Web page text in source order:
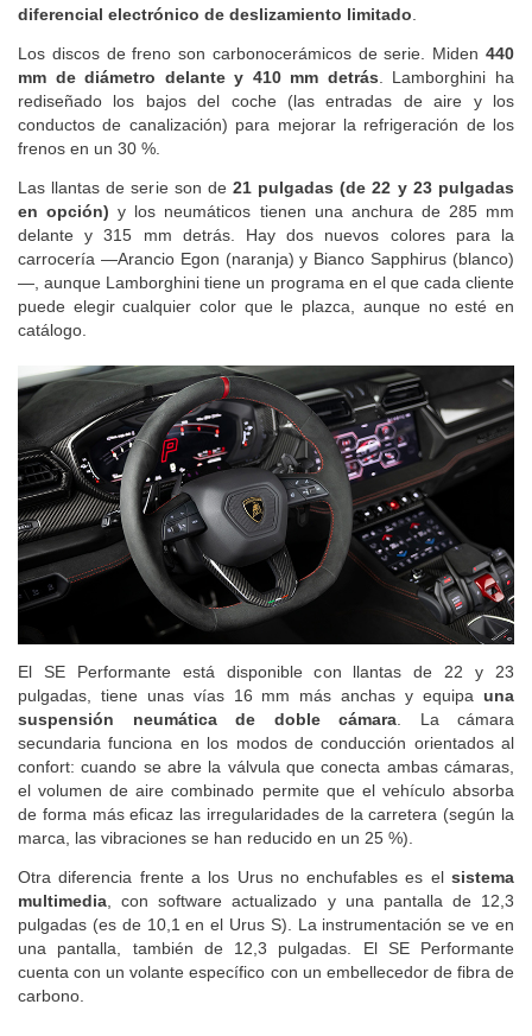
diferencial electrónico de deslizamiento limitado
Los discos de freno son carbonocerámicos de serie. Miden 440
mm de diámetro delante y 410 mm detrás . Lamborghini ha
rediseñado los bajos del coche (las entradas de aire y los
conductos de canalización) para mejorar la refrigeración de los
frenos en un 30 %.
Las llantas de serie son de 21 pulgadas (de 22 y 23 pulgadas
en opción) y los neumáticos tienen una anchura de 285 mm
delante y 315 mm detrás. Hay dos nuevos colores para la
carrocería —Arancio Egon (naranja) y Bianco Sapphirus (blanco)
—, aunque Lamborghini tiene un programa en el que cada cliente
puede elegir cualquier color que le plazca, aunque no esté en
catálogo.
El SE Performante está disponible con llantas de 22 y 23
pulgadas, tiene unas vías 16 mm más anchas y equipa una
suspensión neumática de doble cámara. La cámara
secundaria funciona en los modos de conducción orientados al
confort: cuando se abre la válvula que conecta ambas cámaras,
el volumen de aire combinado permite que el vehículo absorba
de forma más eficaz las irregularidades de la carretera (según la
marca, las vibraciones se han reducido en un 25 %).
Otra diferencia frente a los Urus no enchufables es el sistema
multimedia, con software actualizado y una pantalla de 12,3
pulgadas (es de 10,1 en el Urus S). La instrumentación se ve en
una pantalla, también de 12,3 pulgadas. El SE Performante
cuenta con un volante específico con un embellecedor de fibra de
carbono.